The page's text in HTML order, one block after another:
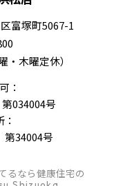
富塚町5067-1
・木曜定休）
：
034004号
第34004号
るなら健康住宅の